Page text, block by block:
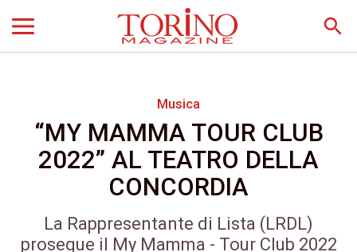
search
Musica
“MY MAMMA TOUR CLUB
2022” AL TEATRO DELLA
CONCORDIA
La Rappresentante di Lista (LRDL)
prosegue il My Mamma - Tour Club 2022